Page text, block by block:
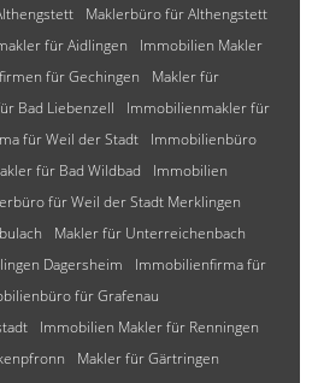
Maklerbüro für Althengstett
für Aidlingen
Immobilien Makler
für Gechingen
Makler für
Bad Liebenzell
Immobilienmakler für
für Weil der Stadt
Immobilienbüro
für Bad Wildbad
Immobilien
für Weil der Stadt Merklingen
Makler für Unterreichenbach
Dagersheim
Immobilienfirma für
für Grafenau
Immobilien Makler für Renningen
Makler für Gärtringen